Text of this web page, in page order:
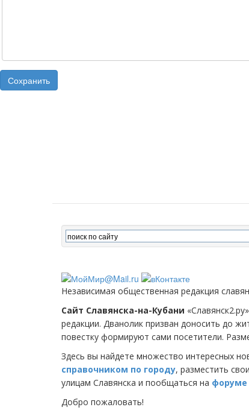
Сохранить
Независимая общественная редакция
Сайт Славянска-на-Кубани
редакции. Дванолик призван доносить до
повестку формируют сами посетители.
Здесь вы найдете множество интересных
справочником по городу, разместить свои
улицам Славянска и пообщаться на форуме
Добро пожаловать!